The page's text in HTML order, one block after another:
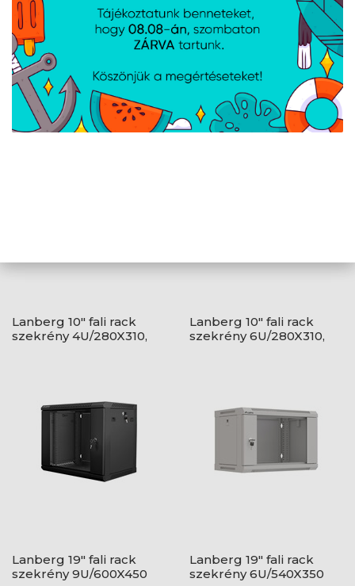
tartozékok
csavarok, Oldalzárak, Szellőzőpanel
(2 ventilátor), Termosztát
AJÁNLATUNKBÓL
Lanberg 10" fali rack
szekrény 4U/280X310,
Lanberg 10" fali rack
szekrény 6U/280X310,
Lanberg 19" fali rack
szekrény 9U/600X450
Lanberg 19" fali rack
szekrény 6U/540X350